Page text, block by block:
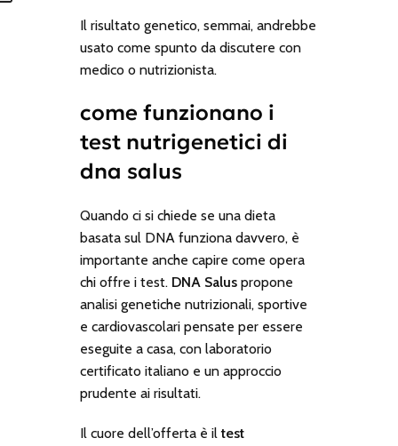
Il risultato genetico, semmai, andrebbe
usato come spunto da discutere con
medico o nutrizionista.
come funzionano i
test nutrigenetici di
dna salus
Quando ci si chiede se una dieta
basata sul DNA funziona davvero, è
importante anche capire come opera
chi offre i test. DNA Saluspropone
analisi genetiche nutrizionali, sportive
e cardiovascolari pensate per essere
eseguite a casa, con laboratorio
certificato italiano e un approccio
prudente ai risultati.
Il cuore dell’offerta è iltest